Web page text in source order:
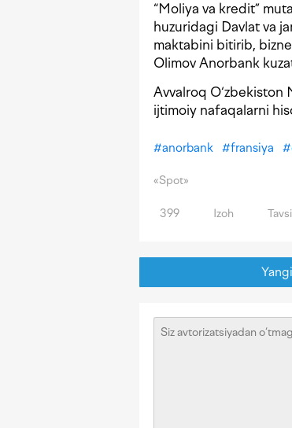
“Moliya va kredit”
huzuridagi Davlat va
maktabini bitirib,
Olimov Anorbank
Avvalroq O‘zbekiston
ijtimoiy nafaqalarni
#anorbank #fransiya #
«Spot»
399 Izoh